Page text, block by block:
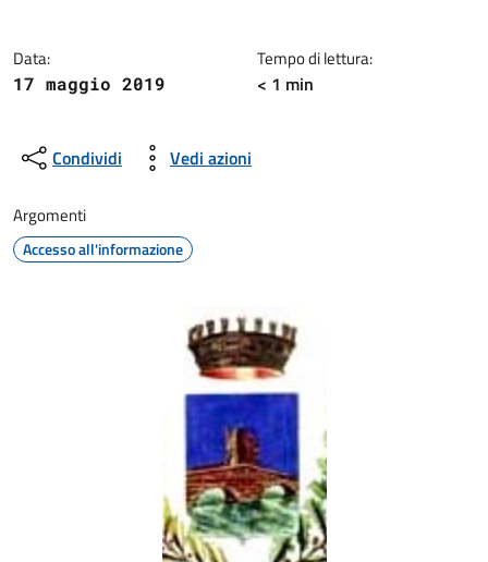
Data:
17 maggio 2019
Tempo di lettura:
< 1 min
Condividi Vedi azioni
Argomenti
Accesso all'informazione